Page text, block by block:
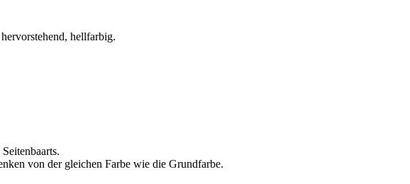
hellfarbig.
von der gleichen Farbe wie die Grundfarbe.